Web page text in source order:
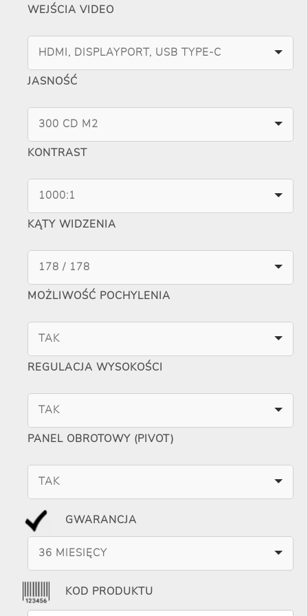
WEJŚCIA VIDEO
HDMI, DISPLAYPORT, USB TYPE-C
JASNOŚĆ
300 CD M2
KONTRAST
1000:1
KĄTY WIDZENIA
178 / 178
MOŻLIWOŚĆ POCHYLENIA
TAK
REGULACJA WYSOKOŚCI
TAK
PANEL OBROTOWY (PIVOT)
TAK
GWARANCJA
36 MIESIĘCY
KOD PRODUKTU